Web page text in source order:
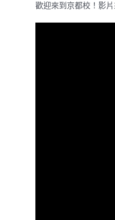
歡迎來到京都校！影